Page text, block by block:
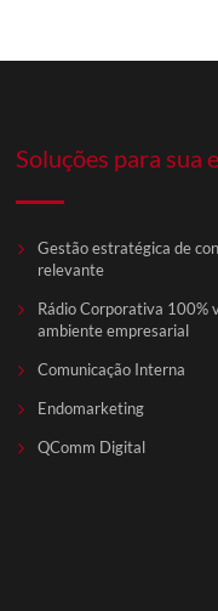
Soluções para sua
Gestão estratégica de
relevante
Rádio Corporativa 100%
ambiente empresarial
Comunicação Interna
Endomarketing
QComm Digital